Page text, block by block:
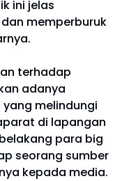
ini jelas
memperburuk
terhadap
adanya
melindungi
di lapangan
para big
seorang sumber
kepada media.